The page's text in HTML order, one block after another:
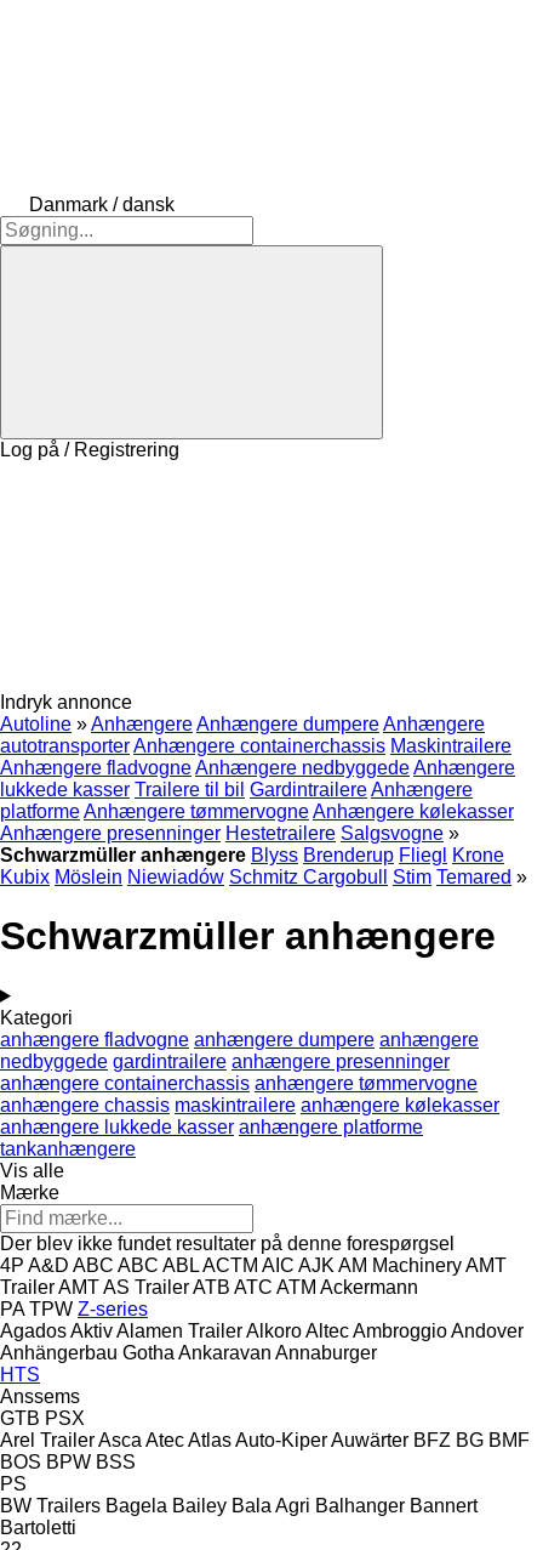
Danmark / dansk
Log på / Registrering
Indryk annonce
Autoline »AnhængereAnhængere dumpereAnhængere
autotransporterAnhængere containerchassis Maskintrailere
Anhængere fladvogneAnhængere nedbyggedeAnhængere
lukkede kasser Trailere til bil GardintrailereAnhængere
platformeAnhængere tømmervogneAnhængere kølekasser
Anhængere presenninger Hestetrailere Salgsvogne »
Schwarzmüller anhængere Blyss Brenderup Fliegl
Krone
Kubix Möslein Niewiadów Schmitz Cargobull Stim Temared »
Schwarzmüller anhængere
Kategori
anhængere fladvogne anhængere dumpere anhængere
nedbyggede gardintrailere anhængere presenninger
anhængere containerchassis anhængere tømmervogne
anhængere chassis maskintrailere anhængere kølekasser
anhængere lukkede kasser anhængere platforme
tankanhængere
Vis alle
Mærke
Der blev ikke fundet resultater på denne forespørgsel
4P A&D ABC ABC ABLACTM AIC AJK AM MachineryAMT
TrailerAMTAS TrailerATB ATC ATM Ackermann
PA TPW Z-series
AgadosAktivAlamen TrailerAlkoroAltecAmbroggioAndover
Anhängerbau Gotha Ankaravan Annaburger
HTS
Anssems
GTB PSX
Arel TrailerAsca AtecAtlasAuto-KiperAuwärter BFZ BG BMF
BOS BPW BSS
PS
BW Trailers Bagela Bailey Bala Agri Balhanger Bannert
Bartoletti